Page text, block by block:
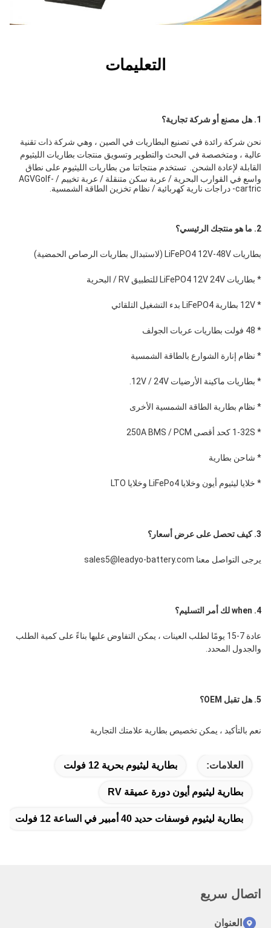
التعليمات
1. هل مصنع أو شركة تجارية؟
القابلة لإعادة الشحن.
واسع في القوارب البحرية / عربة سكن متنقلة / عربة تخييم / AGVGolf-
cartric- دراجات نارية كهربائية / نظام تخزين الطاقة الشمسية.
2. ما هو منتجك الرئيسي؟
بطاريات LiFePO4 12V-48V (لاستبدال بطاريات الرصاص الحمضية)
* بطاريات LiFePO4 12V 24V للتطبيق RV / البحرية
* 12V بطارية LiFePO4 بدء التشغيل التلقائي
* 48 فولت بطاريات عربات الجولف
* نظام إنارة الشوارع بالطاقة الشمسية
* بطاريات ماكينة الأرضيات 12V / 24V.
* نظام بطارية الطاقة الشمسية الأخرى
* 1-32S كحد أقصى 250A BMS / PCM
* شاحن بطارية
* خلايا ليثيوم أيون وخلايا LiFePo4 وخلايا LTO
3. كيف تحصل على عرض أسعار؟
يرجى التواصل معنا sales5@leadyo-battery.com
4. when لك أمر التسليم؟
والجدول المحدد.
5. هل تقبل OEM؟
نعم بالتأكيد ، يمكن تخصيص بطارية علامتك التجارية
العلامات: بطارية ليثيوم بحرية 12 فولت
بطارية ليثيوم أيون دورة عميقة RV
بطارية ليثيوم فوسفات حديد 40 أمبير في الساعة 12 فولت
اتصال سريع
العنوان